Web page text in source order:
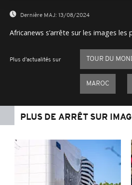
0%
Dernière MAJ: 13/08/2024
Africanews s’arrête sur les images
Plus d'actualités sur TOUR DU
MAROC
PLUS DE ARRÊT SUR